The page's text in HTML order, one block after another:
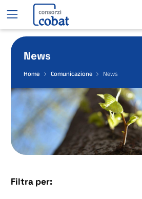
News
Home Comunicazione News
Filtra per: